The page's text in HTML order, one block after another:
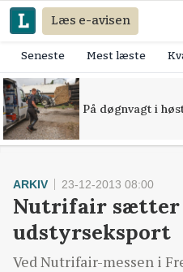
Læs e-avisen
Seneste Mest læste
På døgnvagt i
ARKIV 23-12-2013 08:00
Nutrifair sætter
udstyrseksport
Ved Nutrifair-messen i